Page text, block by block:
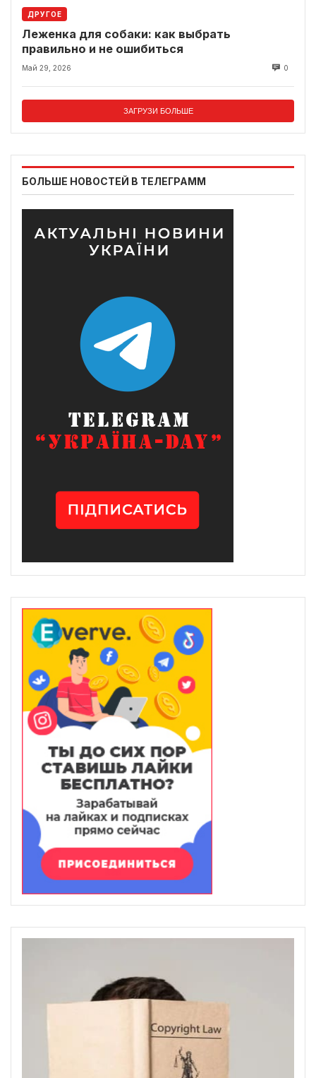
ДРУГОЕ
Леженка для собаки: как выбрать
правильно и не ошибиться
Май 29, 2026 0
ЗАГРУЗИ БОЛЬШЕ
БОЛЬШЕ НОВОСТЕЙ В ТЕЛЕГРАММ